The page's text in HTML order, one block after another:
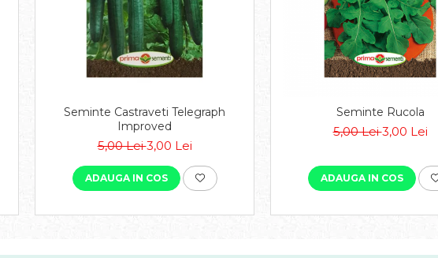
Seminte Castraveti Telegraph
Improved
5,00 Lei3,00 Lei
ADAUGA IN COS
Seminte Rucola
5,00 Lei3,00 Lei
ADAUGA IN COS